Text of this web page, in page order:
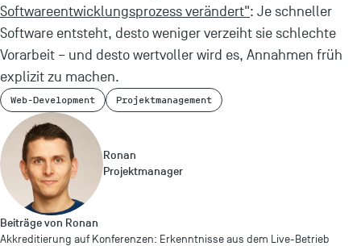
Softwareentwicklungsprozess verändert": Je schneller
Software entsteht, desto weniger verzeiht sie schlechte
Vorarbeit – und desto wertvoller wird es, Annahmen früh
explizit zu machen.
Web-Development Projektmanagement
Ronan
Projektmanager
Beiträge von Ronan
Akkreditierung auf Konferenzen: Erkenntnisse aus dem Live-Betrieb